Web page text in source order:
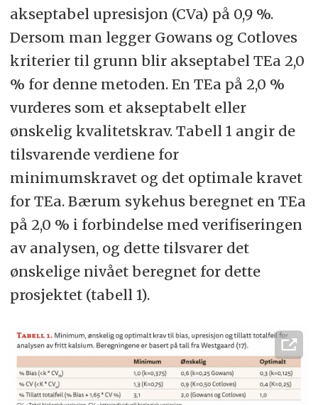
akseptabel upresisjon (CVa) på 0,9 %.
Dersom man legger Gowans og Cotloves
kriterier til grunn blir akseptabel TEa 2,0
% for denne metoden. En TEa på 2,0 %
vurderes som et akseptabelt eller
ønskelig kvalitetskrav. Tabell 1 angir de
tilsvarende verdiene for
minimumskravet og det optimale kravet
for TEa. Bærum sykehus beregnet en TEa
på 2,0 % i forbindelse med verifiseringen
av analysen, og dette tilsvarer det
ønskelige nivået beregnet for dette
prosjektet (tabell 1).